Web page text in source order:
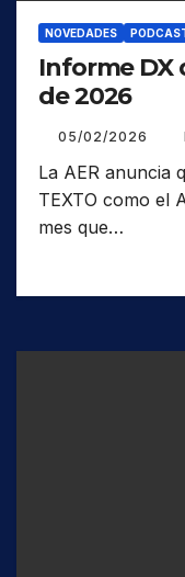
NOVEDADES
Informe DX
de 2026
05/02/2026
La AER anuncia
TEXTO como el
mes que…